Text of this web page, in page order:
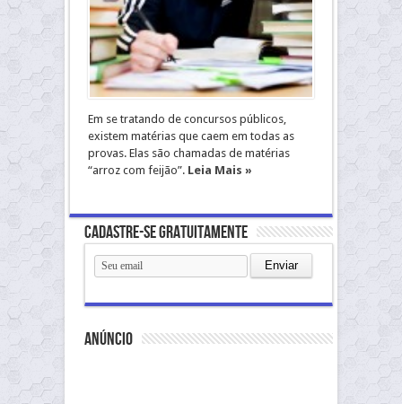
Em se tratando de concursos públicos,
existem matérias que caem em todas as
provas. Elas são chamadas de matérias
“arroz com feijão”. Leia Mais »
Cadastre-se gratuitamente
anúncio